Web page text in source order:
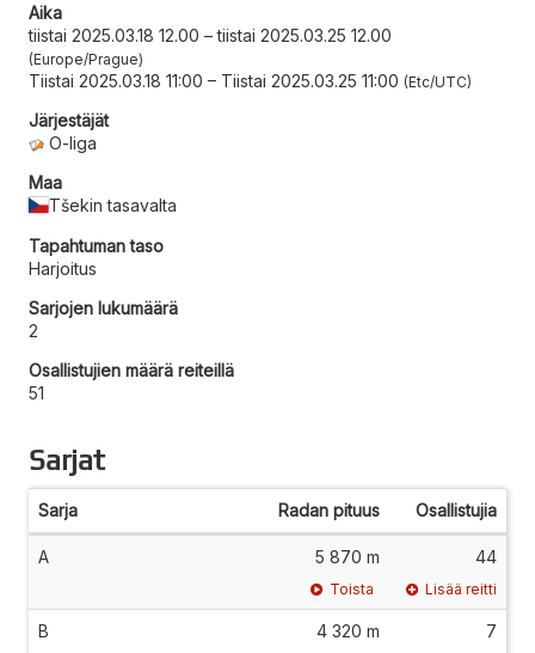
Aika
tiistai 2025.03.18 12.00 –tiistai 2025.03.25 12.00
Europe/Prague
Tiistai 2025.03.18 11:00 – Tiistai 2025.03.25 11:00 Etc/UTC
Järjestäjät
O-liga
Maa
Tšekin tasavalta
Tapahtuman taso
Harjoitus
Sarjojen lukumäärä
2
Osallistujien määrä reiteillä
51
Sarjat
Sarja Radan pituus Osallistujia
A 5 870 m 44
Toista Lisää reitti
B 4 320 m 7